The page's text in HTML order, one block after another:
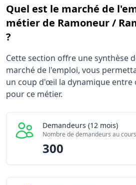
Quel est le marché de
métier de Ramoneur /
?
Statistiques recrutement
Indicateur
Demandeurs d'emploi (12 mois)
Offres publiées (12 mois)
Indice de tension globale
Cette section offre une synthèse
marché de l'emploi, vous
un coup d'œil la dynamique entre
pour ce métier.
Demandeurs (12 mois)
Nombre de demandeurs au
300